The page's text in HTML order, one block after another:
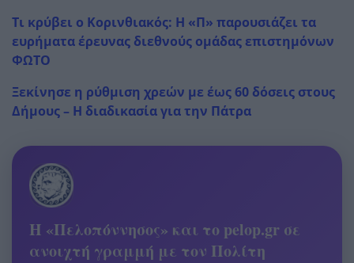
Τι κρύβει ο Κορινθιακός: Η «Π» παρουσιάζει τα
ευρήματα έρευνας διεθνούς ομάδας επιστημόνων
ΦΩΤΟ
Ξεκίνησε η ρύθμιση χρεών με έως 60 δόσεις στους
Δήμους – Η διαδικασία για την Πάτρα
Η «Πελοπόννησος» και το pelop.gr σε
ανοιχτή γραμμή με τον Πολίτη